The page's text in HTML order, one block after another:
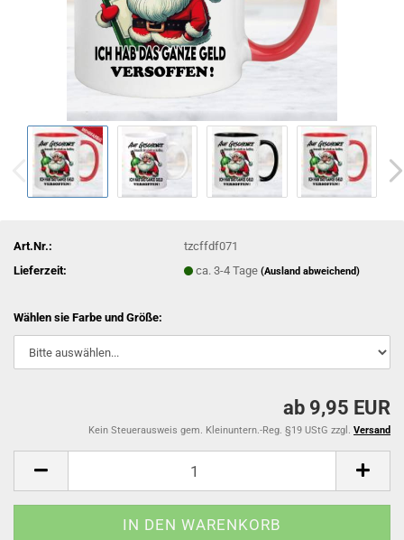
Art.Nr.:
tzcffdf071
Lieferzeit:
ca. 3-4 Tage(Ausland abweichend)
Wählen sie Farbe und Größe:
ab 9,95 EUR
Kein Steuerausweis gem. Kleinuntern.-Reg. §19 UStG zzgl. Versand